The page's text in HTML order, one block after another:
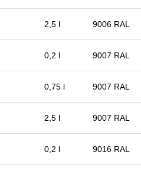
2,5 l 9006 RAL
0,2 l 9007 RAL
0,75 l 9007 RAL
2,5 l 9007 RAL
0,2 l 9016 RAL